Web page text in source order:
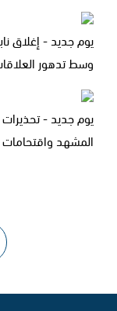
يوم جديد - إغلاق
وسط تدهور العلاقات
يوم جديد -
المشهد واقتحامات